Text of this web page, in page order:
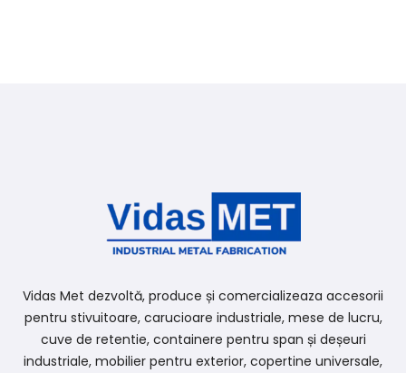
Vidas Met dezvoltă, produce și comercializeaza accesorii
pentru stivuitoare, carucioare industriale, mese de lucru,
cuve de retentie, containere pentru span și deșeuri
industriale, mobilier pentru exterior, copertine universale,